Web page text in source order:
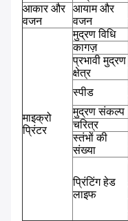
आकार और
वजन
आयाम और
वजन
माइक्रो
प्रिंटर
मुद्रण विधि
कागज़
प्रभावी मुद्रण
क्षेत्र
स्पीड
मुद्रण संकल्प
चरित्र
स्तंभों की
संख्या
प्रिंटिंग हेड
लाइफ